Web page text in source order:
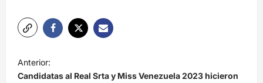
a
Anterior:
Candidatas al Real Srta y Miss Venezuela 2023 hicieron